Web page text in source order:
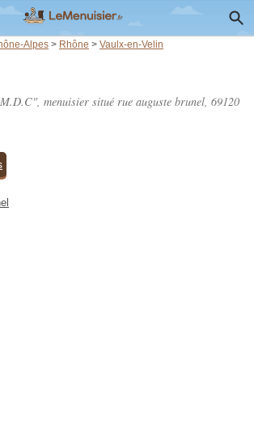
Alpes > Rhône > Vaulx-en-Velin
menuisier situé rue auguste brunel, 69120